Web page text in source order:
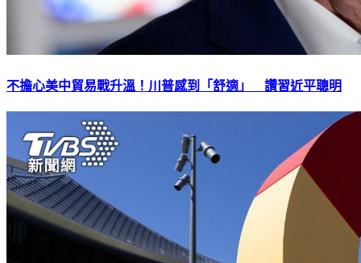
不擔心美中貿易戰升溫！川普感到「舒適」 讚習近平聰明